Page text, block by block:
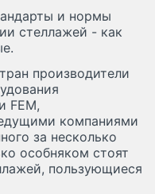
и нормы
стеллажей - как
производители
FEM,
компаниями
за несколько
особняком стоят
пользующиеся